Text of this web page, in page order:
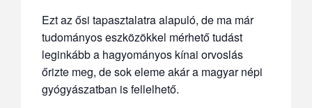
Ezt az ősi tapasztalatra alapuló, de ma már
tudományos eszközökkel mérhető tudást
leginkább a hagyományos kínai orvoslás
őrizte meg, de sok eleme akár a magyar népi
gyógyászatban is fellelhető.